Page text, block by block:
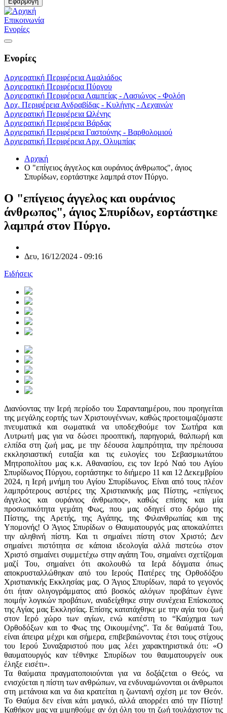
Επικοινωνία
Ενορίες
Ενορίες
Αρχιερατική Περιφέρεια Αμαλιάδος
Αρχιερατική Περιφέρεια Πύργου
Αρχιερατική Περιφέρεια Λαμπείας - Λασιώνος - Φολόη
Αρχ. Περιφέρεια Ανδραβίδας - Κυλήνης - Λεχαινών
Αρχιερατική Περιφέρεια Ωλένης
Αρχιερατική Περιφέρεια Βάρδας
Αρχιερατική Περιφέρεια Γαστούνης - Βαρθολομιού
Αρχιερατική Περιφέρεια Αρχ. Ολυμπίας
Αρχική
Ο "επίγειος άγγελος και ουράνιος άνθρωπος", άγιος
Σπυρίδων, εορτάστηκε λαμπρά στον Πύργο.
Ο "επίγειος άγγελος και ουράνιος
άνθρωπος", άγιος Σπυρίδων, εορτάστηκε
λαμπρά στον Πύργο.
Δευ, 16/12/2024 - 09:16
Ειδήσεις
Διανύοντας την Ιερή περίοδο του Σαρανταημέρου, που προηγείται
της μεγάλης εορτής των Χριστουγέννων, καθώς προετοιμαζόμαστε
πνευματικά και σωματικά να υποδεχθούμε τον Σωτήρα και
Λυτρωτή μας για να δώσει προοπτική, παρηγοριά, θαλπωρή και
ελπίδα στη ζωή μας, με την δέουσα λαμπρότητα, την πρέπουσα
εκκλησιαστική ευταξία και τις ευλογίες του Σεβασμιωτάτου
Μητροπολίτου μας κ.κ. Αθανασίου, εις τον Ιερό Ναό του Αγίου
Σπυρίδωνος Πύργου, εορτάστηκε το διήμερο 11 και 12 Δεκεμβρίου
2024, η Ιερή μνήμη του Αγίου Σπυρίδωνος. Είναι από τους πλέον
λαμπρότερους αστέρες της Χριστιανικής μας Πίστης, «επίγειος
άγγελος και ουράνιος άνθρωπος», καθώς επίσης και μία
προσωπικότητα γεμάτη Φως, που μας οδηγεί στο δρόμο της
Πίστης, της Αρετής, της Αγάπης, της Φιλανθρωπίας και της
Υπομονής! Ο Άγιος Σπυρίδων ο Θαυματουργός μας αποκαλύπτει
την αληθινή πίστη. Και τι σημαίνει πίστη στον Χριστό; Δεν
σημαίνει πιστότητα σε κάποια ιδεολογία αλλά πιστεύω στον
Χριστό σημαίνει συμμετέχω στην αγάπη Του, σημαίνει σχετίζομαι
μαζί Του, σημαίνει ότι ακολουθώ τα Ιερά δόγματα όπως
αποκρυσταλλώθηκαν από του Ιερούς Πατέρες της Ορθοδόξου
Χριστιανικής Εκκλησίας μας. Ο Άγιος Σπυρίδων, παρά το γεγονός
ότι ήταν ολιγογράμματος από βοσκός αλόγων προβάτων έγινε
ποιμήν λογικών προβάτων, αναδείχθηκε στην συνέχεια Επίσκοπος
της Αγίας μας Εκκλησίας. Επίσης κατατάχθηκε με την αγία του ζωή
στον Ιερό χώρο των αγίων, ενώ κατέστη το “Καύχημα των
Ορθοδόξων και το Φως της Οικουμένης”. Τα δε θαύματά Του,
είναι άπειρα μέχρι και σήμερα, επιβεβαιώνοντας έτσι τους στίχους
του Ιερού Συναξαριστού που μας λέει χαρακτηριστικά ότι: «Ο
θαυματουργός καν τέθνηκε Σπυρίδων του θαυματουργείν ουκ
έληξε εισέτι».
Τα θαύματα πραγματοποιούνται για να δοξάζεται ο Θεός, να
ενισχύεται η πίστη των ανθρώπων, να ενδυναμώνονται οι άνθρωποι
στη μετάνοια και να δια κρατείται η ζωντανή σχέση με τον Θεόν.
Το Θαύμα δεν είναι κάτι μαγικό, αλλά απορρέει από την Πίστη!
Καθήκον μας να μιμηθούμε αν όχι όλη του τη ζωή τουλάχιστον τις